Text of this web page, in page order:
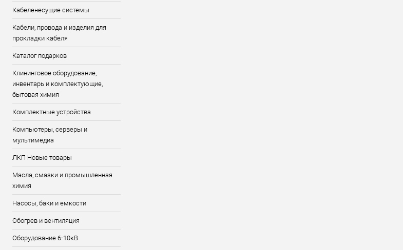
Кабеленесущие системы
Кабели, провода и изделия для
прокладки кабеля
Каталог подарков
Клининговое оборудование,
инвентарь и комплектующие,
бытовая химия
Комплектные устройства
Компьютеры, серверы и
мультимедиа
ЛКП Новые товары
Масла, смазки и промышленная
химия
Насосы, баки и емкости
Обогрев и вентиляция
Оборудование 6-10кВ